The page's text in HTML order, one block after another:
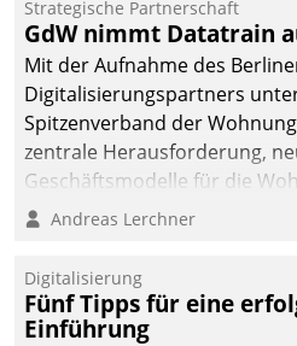
gemeinsam mit der Berliner
Teilprozess der
Strategische Partnerschaft
GdW nimmt Datatrain
Mit der Aufnahme des
Digitalisierungspartners
Spitzenverband der
zentrale Herausforderung,
Geschäftsmodelle für die
entwickeln.
Andreas Lerchner
Digitalisierung
Fünf Tipps für eine
Einführung